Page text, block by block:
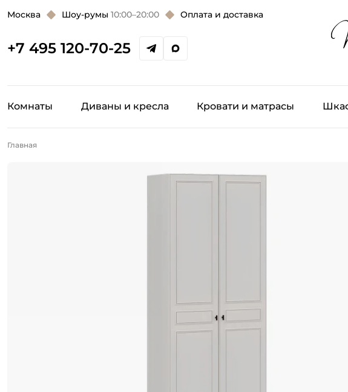
Москва Шоу-румы 10:00–20:00 Оплата и доставка
+7 495 120-70-25
Комнаты Диваны и кресла Кровати и матрасы
Главная